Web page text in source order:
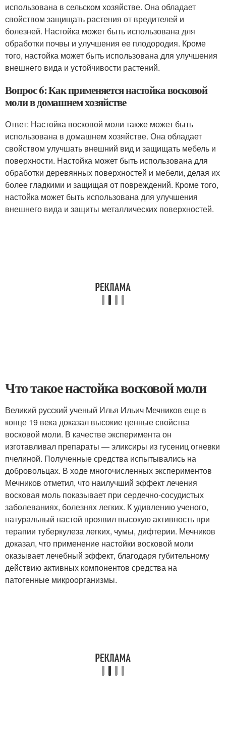
использована в сельском хозяйстве. Она обладает
свойством защищать растения от вредителей и
болезней. Настойка может быть использована для
обработки почвы и улучшения ее плодородия. Кроме
того, настойка может быть использована для улучшения
внешнего вида и устойчивости растений.
Вопрос 6: Как применяется настойка восковой
моли в домашнем хозяйстве
Ответ: Настойка восковой моли также может быть
использована в домашнем хозяйстве. Она обладает
свойством улучшать внешний вид и защищать мебель и
поверхности. Настойка может быть использована для
обработки деревянных поверхностей и мебели, делая их
более гладкими и защищая от повреждений. Кроме того,
настойка может быть использована для улучшения
внешнего вида и защиты металлических поверхностей.
Что такое настойка восковой моли
Великий русский ученый Илья Ильич Мечников еще в
конце 19 века доказал высокие ценные свойства
восковой моли. В качестве эксперимента он
изготавливал препараты — эликсиры из гусениц огневки
пчелиной. Полученные средства испытывались на
добровольцах. В ходе многочисленных экспериментов
Мечников отметил, что наилучший эффект лечения
восковая моль показывает при сердечно-сосудистых
заболеваниях, болезнях легких. К удивлению ученого,
натуральный настой проявил высокую активность при
терапии туберкулеза легких, чумы, дифтерии. Мечников
доказал, что применение настойки восковой моли
оказывает лечебный эффект, благодаря губительному
действию активных компонентов средства на
патогенные микроорганизмы.